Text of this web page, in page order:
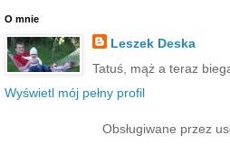
O mnie
Leszek Deska
Tatuś, mąż a teraz
Wyświetl mój pełny profil
Obsługiwane przez